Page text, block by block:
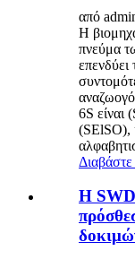
από
Η
πνεύμα
επενδύει
6S
(SElSO),
Η